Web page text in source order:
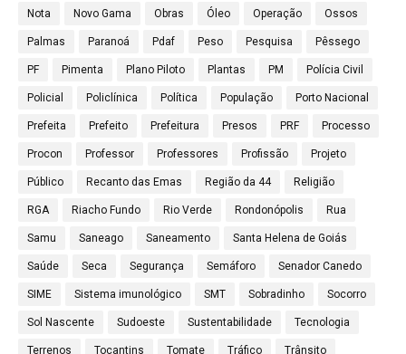
Nota Novo Gama Obras Óleo Operação Ossos
Palmas Paranoá Pdaf Peso Pesquisa Pêssego
PF Pimenta Plano Piloto Plantas PM Polícia Civil
Policial Policlínica Política População Porto Nacional
Prefeita Prefeito Prefeitura Presos PRF Processo
Procon Professor Professores Profissão Projeto
Público Recanto das Emas Região da 44 Religião
RGA Riacho Fundo Rio Verde Rondonópolis Rua
Samu Saneago Saneamento Santa Helena de Goiás
Saúde Seca Segurança Semáforo Senador Canedo
SIME Sistema imunológico SMT Sobradinho Socorro
Sol Nascente Sudoeste Sustentabilidade Tecnologia
Terrenos Tocantins Tomate Tráfico Trânsito